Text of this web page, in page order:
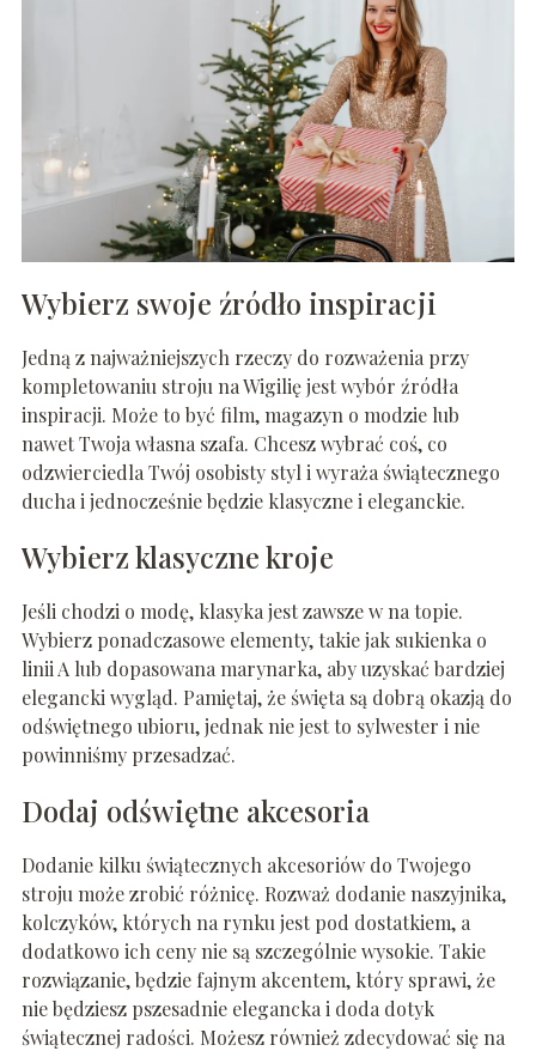
Wybierz swoje źródło inspiracji
Jedną z najważniejszych rzeczy do rozważenia przy
kompletowaniu stroju na Wigilię jest wybór źródła
inspiracji. Może to być film, magazyn o modzie lub
nawet Twoja własna szafa. Chcesz wybrać coś, co
odzwierciedla Twój osobisty styl i wyraża świątecznego
ducha i jednocześnie będzie klasyczne i eleganckie.
Wybierz klasyczne kroje
Jeśli chodzi o modę, klasyka jest zawsze w na topie.
Wybierz ponadczasowe elementy, takie jak sukienka o
linii A lub dopasowana marynarka, aby uzyskać bardziej
elegancki wygląd. Pamiętaj, że święta są dobrą okazją do
odświętnego ubioru, jednak nie jest to sylwester i nie
powinniśmy przesadzać.
Dodaj odświętne akcesoria
Dodanie kilku świątecznych akcesoriów do Twojego
stroju może zrobić różnicę. Rozważ dodanie naszyjnika,
kolczyków, których na rynku jest pod dostatkiem, a
dodatkowo ich ceny nie są szczególnie wysokie. Takie
rozwiązanie, będzie fajnym akcentem, który sprawi, że
nie będziesz pszesadnie elegancka i doda dotyk
świątecznej radości. Możesz również zdecydować się na